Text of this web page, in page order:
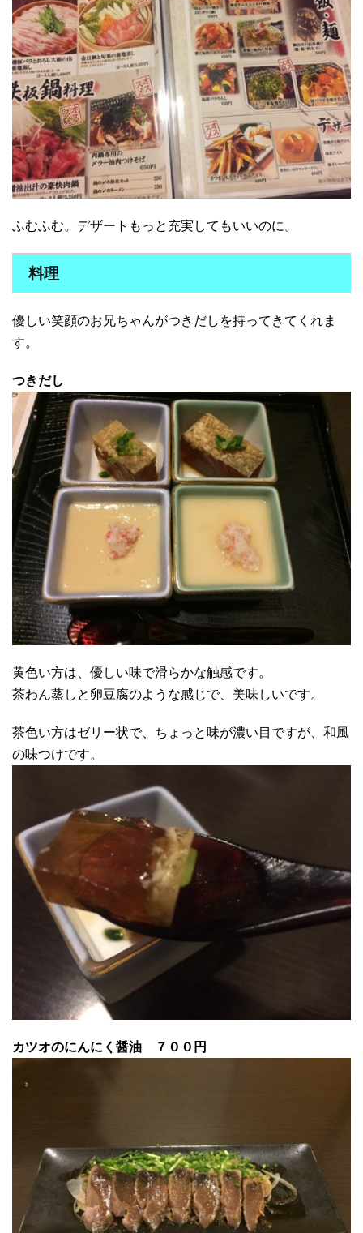
ふむふむ。デザートもっと充実してもいいのに。
料理
優しい笑顔のお兄ちゃんがつきだしを持ってきてくれま
す。
つきだし
黄色い方は、優しい味で滑らかな触感です。
茶わん蒸しと卵豆腐のような感じで、美味しいです。
茶色い方はゼリー状で、ちょっと味が濃い目ですが、和風
の味つけです。
カツオのにんにく醤油 ７００円